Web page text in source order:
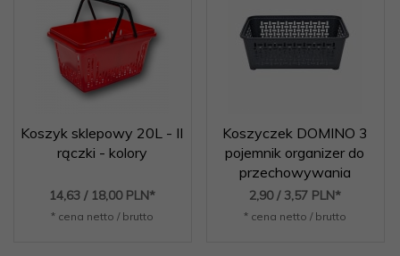
Koszyk sklepowy 20L - II
rączki - kolory
14,63 / 18,00 PLN*
* cena netto / brutto
Koszyczek DOMINO 3
pojemnik organizer do
przechowywania
2,90 / 3,57 PLN*
* cena netto / brutto